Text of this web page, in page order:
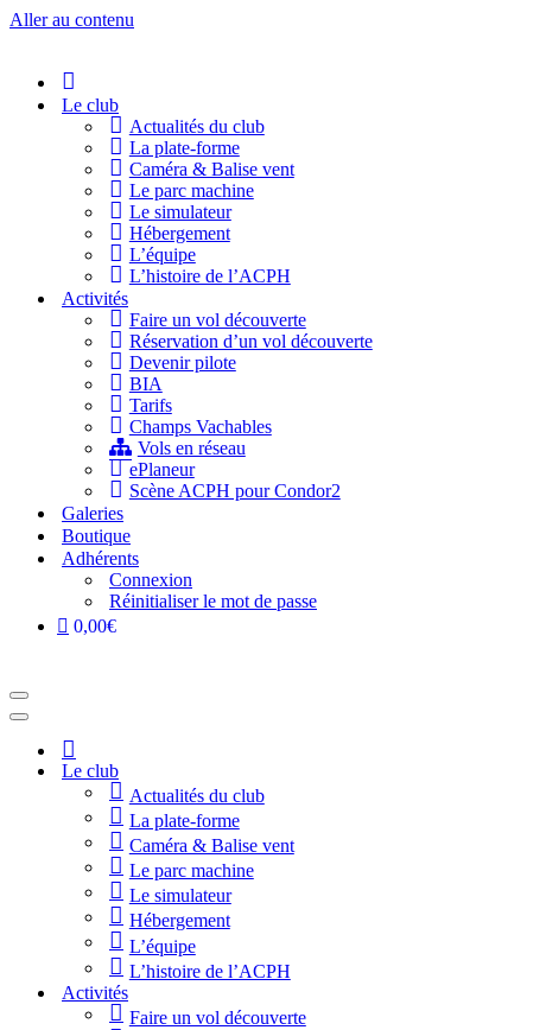
Aller au contenu
Le club
Actualités du club
La plate-forme
Caméra & Balise vent
Le parc machine
Le simulateur
Hébergement
L’équipe
L’histoire de l’ACPH
Activités
Faire un vol découverte
Réservation d’un vol découverte
Devenir pilote
BIA
Tarifs
Champs Vachables
Vols en réseau
ePlaneur
Scène ACPH pour Condor2
Galeries
Boutique
Adhérents
Connexion
Réinitialiser le mot de passe
0,00€
Menu
de
navigation
Menu
navigationAccueil
Le club
Actualités du club
La plate-forme
Caméra & Balise vent
Le parc machine
Le simulateur
Hébergement
L’équipe
L’histoire de l’ACPH
Activités
Faire un vol découverte